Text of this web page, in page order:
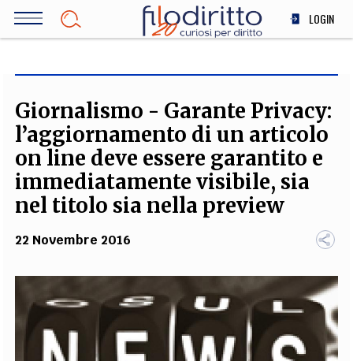
Salta
LOGIN
SOCIETÀ
MEDICINA
SCIENZA
STORIA E FILOSOFIA
INNOVAZIONE
FILODIRITTO REDAZIONE COMITATO SCIENTIFICO AUTORI CURATORI
PARTNER COLLABORA CON NOI
Giornalismo - Garante Privacy:
l’aggiornamento di un articolo
on line deve essere garantito e
immediatamente visibile, sia
nel titolo sia nella preview
22 Novembre 2016